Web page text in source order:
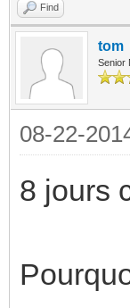
Find
tom
Senior
08-22-
8 jours